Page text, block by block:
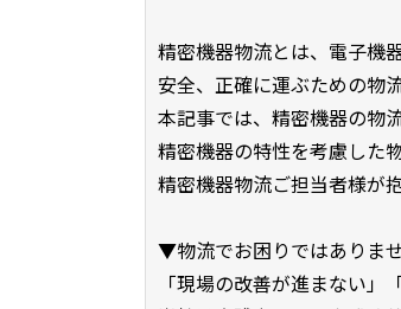
精密機器物流とは、電子機
安全、正確に運ぶための物
本記事では、精密機器の物
精密機器の特性を考慮した
精密機器物流ご担当者様が
▼物流でお困りではありま
「現場の改善が進まない